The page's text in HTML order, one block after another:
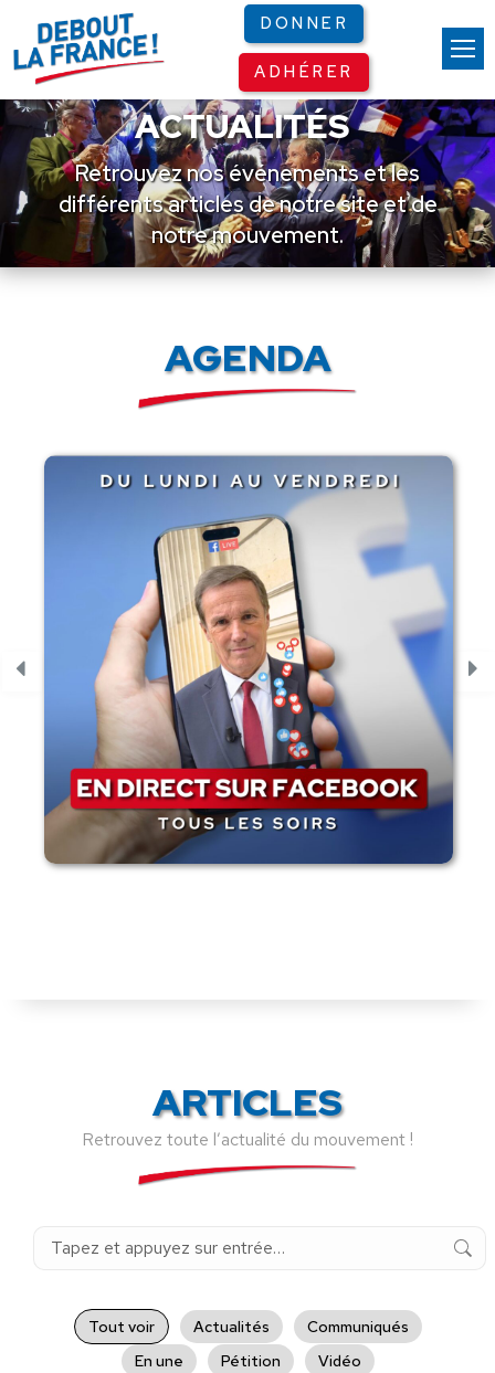
DONNER
ADHÉRER
ACTUALITÉS
Retrouvez nos événements et les
différents articles de notre site et de
notre mouvement.
AGENDA
ARTICLES
Retrouvez toute l’actualité du mouvement !
Recherche
Tout voir Actualités
Communiqués
En une
Pétition Vidéo
Panneau de gestion des cookies